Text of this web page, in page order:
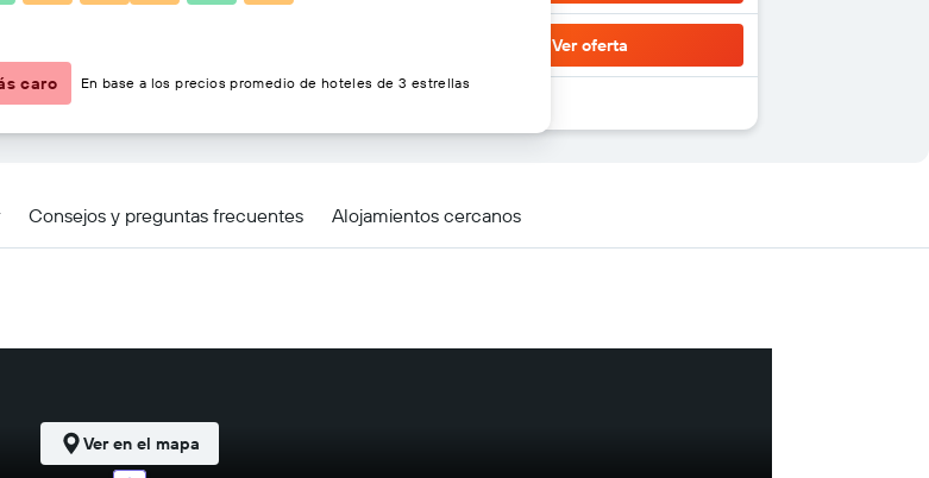
Ver oferta
Consejos y preguntas frecuentes Alojamientos cercanos
Ver en el mapa
caro En base a los precios promedio de hoteles de 3 estrellas